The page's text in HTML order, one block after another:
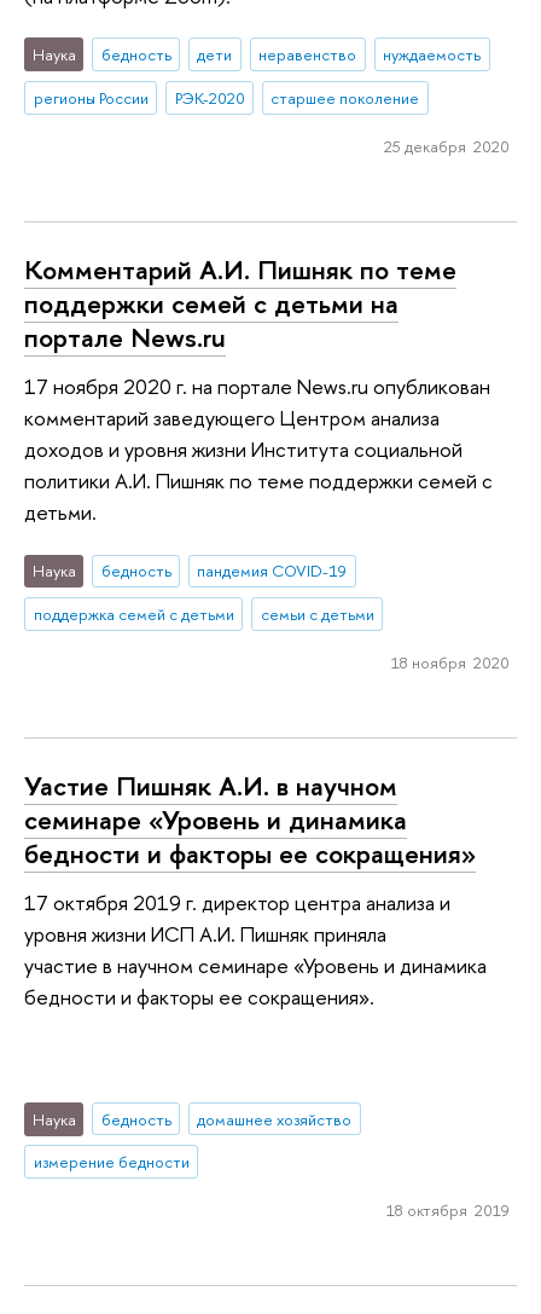
Наука бедность дети неравенство
нуждаемость
регионы России
РЭК-2020 старшее поколение
25 декабря 2020
Комментарий А.И. Пишняк по теме
поддержки семей с детьми на
портале News.ru
17 ноября 2020 г. на портале News.ru опубликован
комментарий заведующего Центром анализа
доходов и уровня жизни Института социальной
политики А.И. Пишняк по теме поддержки семей с
детьми.
Наука бедность
пандемия COVID-19
поддержка семей с детьми
семьи с детьми
18 ноября 2020
Уастие Пишняк А.И. в научном
семинаре «Уровень и динамика
бедности и факторы ее сокращения»
17 октября 2019 г. директор центра анализа и
уровня жизни ИСП А.И. Пишняк приняла
участие в научном семинаре «Уровень и динамика
бедности и факторы ее сокращения».
Наука бедность
домашнее хозяйство
измерение бедности
18 октября 2019